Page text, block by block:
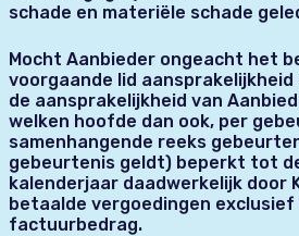
schade en materiële schade
Mocht Aanbieder ongeacht het
voorgaande lid aansprakelijkheid
de aansprakelijkheid van
welken hoofde dan ook, per
samenhangende reeks
gebeurtenis geldt) beperkt tot
kalenderjaar daadwerkelijk door
betaalde vergoedingen exclusief
factuurbedrag.